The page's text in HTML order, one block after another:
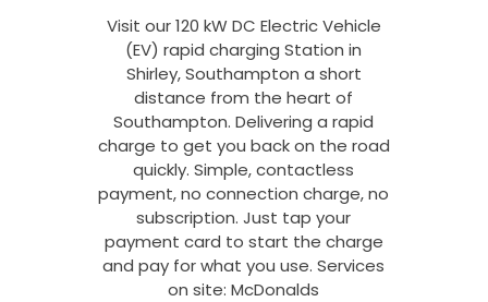
Visit our 120 kW DC Electric Vehicle
(EV) rapid charging Station in
Shirley, Southampton a short
distance from the heart of
Southampton. Delivering a rapid
charge to get you back on the road
quickly. Simple, contactless
payment, no connection charge, no
subscription. Just tap your
payment card to start the charge
and pay for what you use. Services
on site: McDonalds